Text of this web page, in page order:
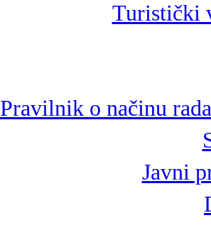
Turistički
Pravilnik o načinu
Javni